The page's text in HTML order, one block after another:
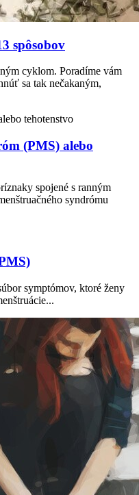
spôsobov
cyklom. Poradíme vám
sa tak nečakaným,
(PMS) alebo
spojené s ranným
syndrómu
symptómov, ktoré ženy